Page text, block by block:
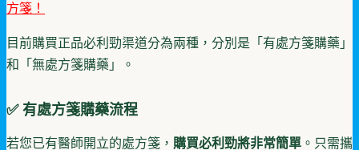
方箋！
目前購買正品必利勁渠道分為兩種，分別是「有處方箋購藥」
和「無處方箋購藥」。
✅ 有處方箋購藥流程
若您已有醫師開立的處方箋， 購買必利勁將非常簡單 。只需攜